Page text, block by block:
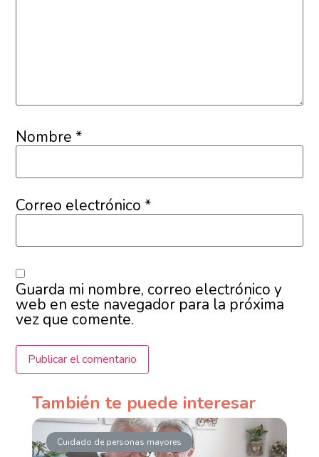
Nombre*
Correo electrónico*
Guarda mi nombre, correo electrónico y
web en este navegador para la próxima
vez que comente.
También te puede interesar
Cuidado de personas mayores